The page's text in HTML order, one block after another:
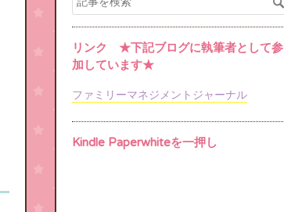
リンク ★下記ブログに執筆者として参
加しています★
ファミリーマネジメントジャーナル
Kindle Paperwhiteを一押し